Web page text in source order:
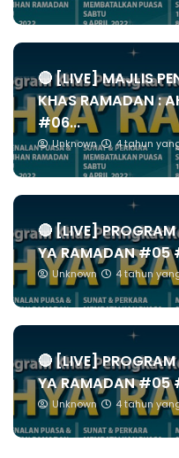
🔴 [LIVE] MAJLIS
KHAS RAMADAN :
#06...
Unknown 4 tahun
🔴 [LIVE]
YA RAMADAN #05
Unknown 4 tahun
🔴 [LIVE]
YA RAMADAN #05
Unknown 4 tahun